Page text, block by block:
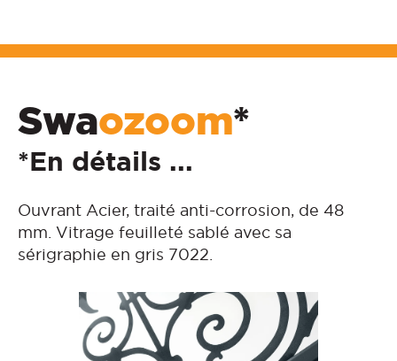
Swaozoom*
*En détails ...
Ouvrant Acier, traité anti-corrosion, de 48
mm. Vitrage feuilleté sablé avec sa
sérigraphie en gris 7022.